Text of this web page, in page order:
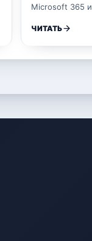
Microsoft 365
ЧИТАТЬ